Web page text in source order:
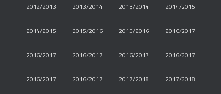
2012/2013 2013/2014 2013/2014 2014/2015
2014/2015 2015/2016 2015/2016 2016/2017
2016/2017 2016/2017 2016/2017 2016/2017
2016/2017 2016/2017 2017/2018 2017/2018